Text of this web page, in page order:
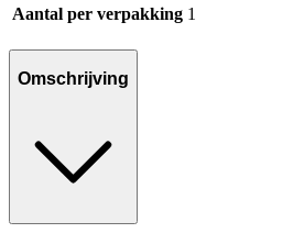
Aantal per verpakking 1
Omschrijving